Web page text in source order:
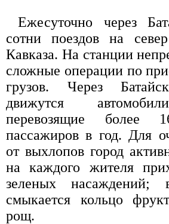
Ежесуточно через
сотни поездов на
Кавказа. На станции
сложные операции по
грузов. Через
движутся
перевозящие более
пассажиров в год. Для
от выхлопов город
на каждого жителя
зеленых насаждений;
смыкается кольцо
рощ.